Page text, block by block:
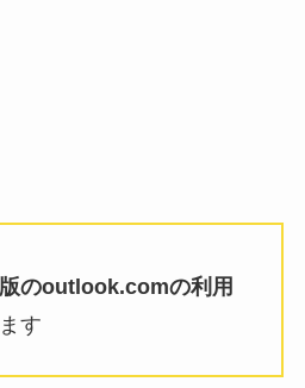
のoutlook.comの利用
す